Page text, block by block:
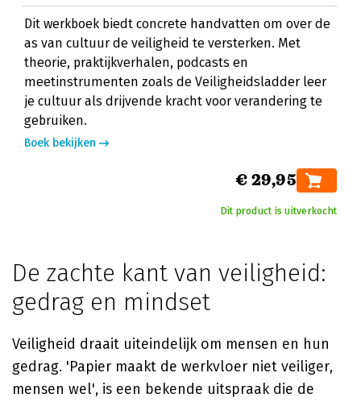
Dit werkboek biedt concrete handvatten om over de
as van cultuur de veiligheid te versterken. Met
theorie, praktijkverhalen, podcasts en
meetinstrumenten zoals de Veiligheidsladder leer
je cultuur als drijvende kracht voor verandering te
gebruiken.
Boek bekijken
€ 29,95
Dit product is uitverkocht
De zachte kant van veiligheid:
gedrag en mindset
Veiligheid draait uiteindelijk om mensen en hun
gedrag. 'Papier maakt de werkvloer niet veiliger,
mensen wel', is een bekende uitspraak die de